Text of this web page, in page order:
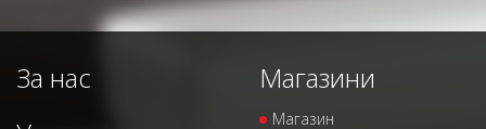
За нас
Магазини
Магазин